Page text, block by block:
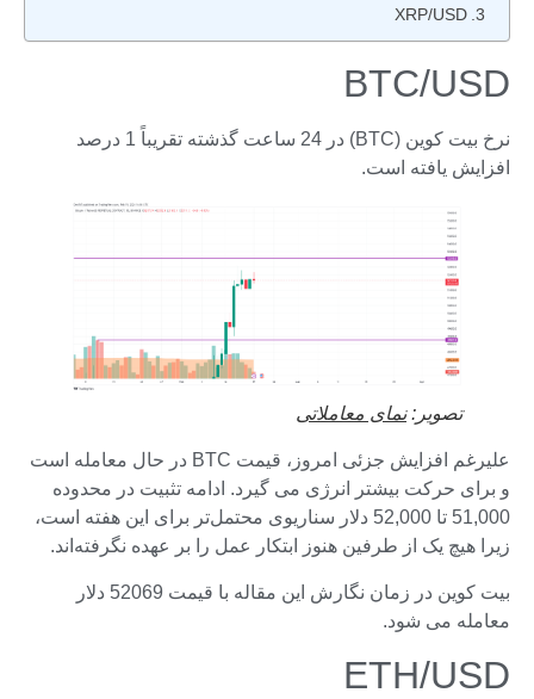
XRP/USD
BTC/USD
نرخ بیت کوین (BTC) در 24 ساعت گذشته تقریباً 1 درصد
افزایش یافته است.
تصویر:نمای معاملاتی
علیرغم افزایش جزئی امروز، قیمت BTC در حال معامله است
و برای حرکت بیشتر انرژی می گیرد. ادامه تثبیت در محدوده
51,000 تا 52,000 دلار سناریوی محتمل‌تر برای این هفته است،
زیرا هیچ یک از طرفین هنوز ابتکار عمل را بر عهده نگرفته‌اند.
بیت کوین در زمان نگارش این مقاله با قیمت 52069 دلار
معامله می شود.
ETH/USD